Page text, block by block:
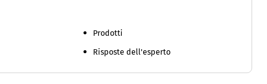
Prodotti
Risposte dell'esperto